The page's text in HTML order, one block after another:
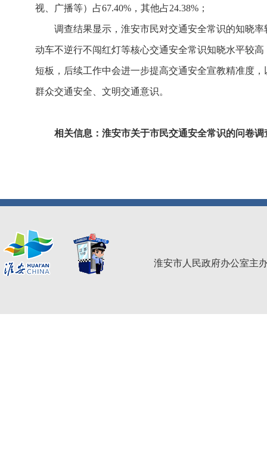
视、广播等）占67.40%，其他占24.38%；
调查结果显示，淮安市民对交通安全常识的知晓
动车不逆行不闯红灯等核心交通安全常识知晓水平较
短板，后续工作中会进一步提高交通安全宣教精准度
群众交通安全、文明交通意识。
相关信息： 淮安市关于市民交通安全常识的问卷调
淮安市人民政府办公室主